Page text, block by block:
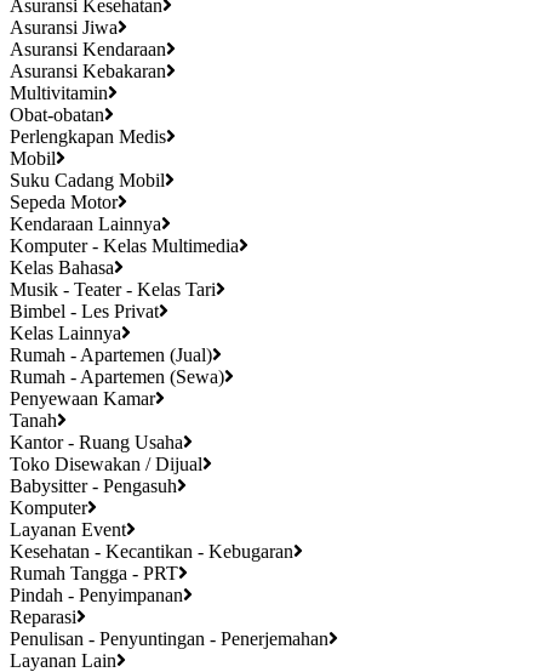
Asuransi Kesehatan
Asuransi Jiwa
Asuransi Kendaraan
Asuransi Kebakaran
Multivitamin
Obat-obatan
Perlengkapan Medis
Mobil
Suku Cadang Mobil
Sepeda Motor
Kendaraan Lainnya
Komputer - Kelas Multimedia
Kelas Bahasa
Musik - Teater - Kelas Tari
Bimbel - Les Privat
Kelas Lainnya
Rumah - Apartemen (Jual)
Rumah - Apartemen (Sewa)
Penyewaan Kamar
Tanah
Kantor - Ruang Usaha
Toko Disewakan / Dijual
Babysitter - Pengasuh
Komputer
Layanan Event
Kesehatan - Kecantikan - Kebugaran
Rumah Tangga - PRT
Pindah - Penyimpanan
Reparasi
Penulisan - Penyuntingan - Penerjemahan
Layanan Lain